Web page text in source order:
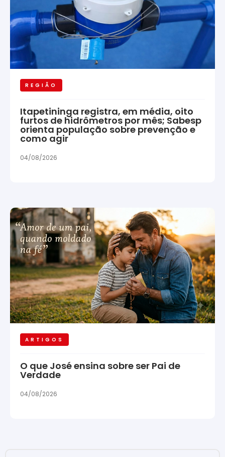
REGIÃO
Itapetininga registra, em média, oito
furtos de hidrômetros por mês; Sabesp
orienta população sobre prevenção e
como agir
04/08/2026
ARTIGOS
O que José ensina sobre ser Pai de
Verdade
04/08/2026